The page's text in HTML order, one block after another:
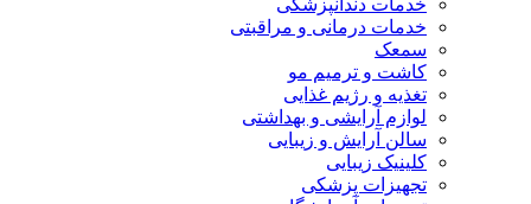
خدمات دندانپزشکی
خدمات درمانی و مراقبتی
سمعک
کاشت و ترمیم مو
تغذیه و رژیم غذایی
لوازم آرایشی و بهداشتی
سالن آرایش و زیبایی
کلینیک زیبایی
تجهیزات پزشکی